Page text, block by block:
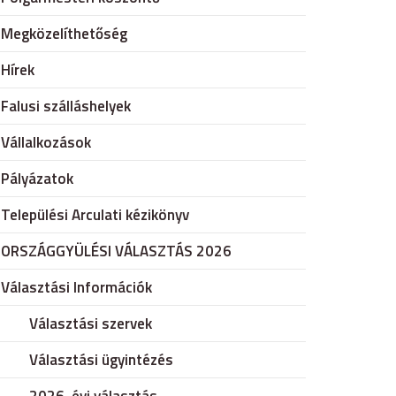
Megközelíthetőség
Hírek
Falusi szálláshelyek
Vállalkozások
Pályázatok
Települési Arculati kézikönyv
ORSZÁGGYÜLÉSI VÁLASZTÁS 2026
Választási Információk
Választási szervek
Választási ügyintézés